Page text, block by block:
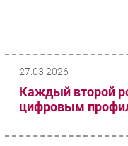
27.03.2026
Каждый второй
цифровым